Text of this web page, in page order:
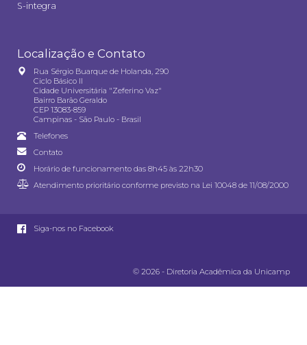
S-integra
Localização e Contato
Rua Sérgio Buarque de Holanda, 290
Ciclo Básico II
Cidade Universitária "Zeferino Vaz"
Bairro Barão Geraldo
CEP 13083-859
Campinas - São Paulo - Brasil
Telefones
Contato
Horário de funcionamento das 8h45 às 22h30
Atendimento prioritário conforme previsto na Lei 10048 de 11/08/2000
Siga-nos no Facebook
© 2026 - Diretoria Acadêmica da Unicamp